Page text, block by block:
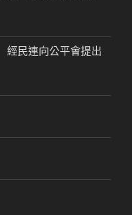
民連向公平會提出